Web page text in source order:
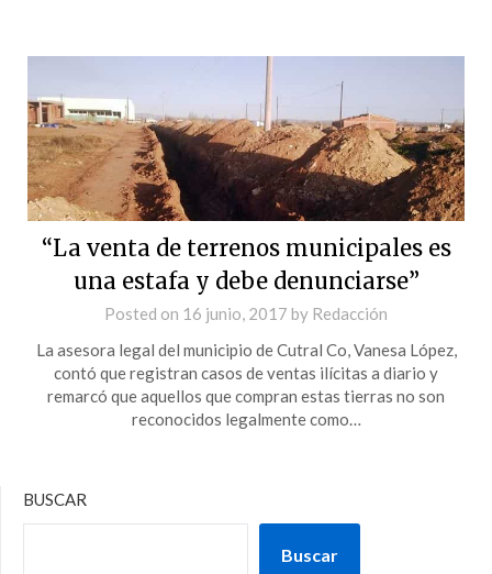
“La venta de terrenos municipales es
una estafa y debe denunciarse”
Posted on 16 junio, 2017 by Redacción
La asesora legal del municipio de Cutral Co, Vanesa López,
contó que registran casos de ventas ilícitas a diario y
remarcó que aquellos que compran estas tierras no son
reconocidos legalmente como…
BUSCAR
Buscar